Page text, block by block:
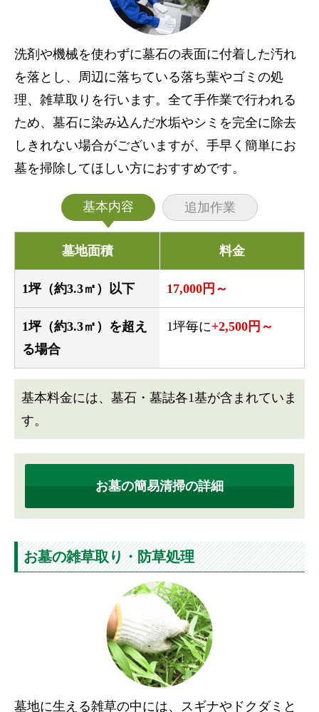
洗剤や機械を使わずに墓石の表面に付着した汚れ
を落とし、周辺に落ちている落ち葉やゴミの処
理、雑草取りを行います。全て手作業で行われる
ため、墓石に染み込んだ水垢やシミを完全に除去
しきれない場合がございますが、手早く簡単にお
墓を掃除してほしい方におすすめです。
基本内容 追加作業
墓地面積 料金
1坪（約3.3㎡）以下 17,000円～
1坪（約3.3㎡）を超え
る場合
1坪毎に+2,500円～
基本料金には、墓石・墓誌各1基が含まれていま
す。
お墓の簡易清掃の詳細
お墓の雑草取り・防草処理
墓地に生える雑草の中には、スギナやドクダミと